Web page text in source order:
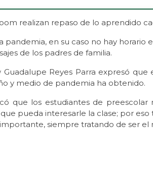
realizan repaso de lo aprendido
pandemia, en su caso no hay
de los padres de familia.
Guadalupe Reyes Parra expresó
y medio de pandemia ha obtenido.
que los estudiantes de
pueda interesarle la clase; por
siempre tratando de ser el